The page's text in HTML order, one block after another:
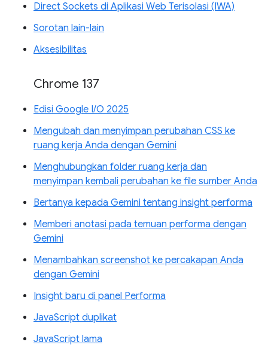
Direct Sockets di Aplikasi Web Terisolasi (IWA)
Sorotan lain-lain
Aksesibilitas
Chrome 137
Edisi Google I/O 2025
Mengubah dan menyimpan perubahan CSS ke
ruang kerja Anda dengan Gemini
Menghubungkan folder ruang kerja dan
menyimpan kembali perubahan ke file sumber Anda
Bertanya kepada Gemini tentang insight performa
Memberi anotasi pada temuan performa dengan
Gemini
Menambahkan screenshot ke percakapan Anda
dengan Gemini
Insight baru di panel Performa
JavaScript duplikat
JavaScript lama